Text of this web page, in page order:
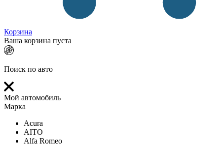
Корзина
Ваша корзина пуста
Поиск по авто
Мой автомобиль
Марка
Acura
AITO
Alfa Romeo